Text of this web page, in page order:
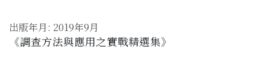
出版年月: 2019年9月
《調查方法與應用之實戰精選集》